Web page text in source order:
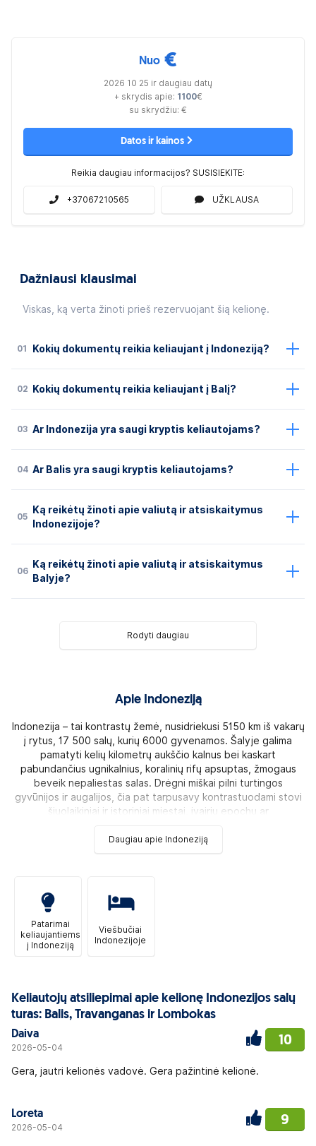
Nuo €
2026 10 25 ir daugiau datų
+ skrydis apie: 1100€
su skrydžiu: €
Datos ir kainos
Reikia daugiau informacijos? SUSISIEKITE:
+37067210565 UŽKLAUSA
Dažniausi klausimai
Viskas, ką verta žinoti prieš rezervuojant šią kelionę.
01 Kokių dokumentų reikia keliaujant į Indoneziją?
02 Kokių dokumentų reikia keliaujant į Balį?
03 Ar Indonezija yra saugi kryptis keliautojams?
04 Ar Balis yra saugi kryptis keliautojams?
05
Ką reikėtų žinoti apie valiutą ir atsiskaitymus
Indonezijoje?
06
Ką reikėtų žinoti apie valiutą ir atsiskaitymus
Balyje?
Rodyti daugiau
Apie Indoneziją
Indonezija – tai kontrastų žemė, nusidriekusi 5150 km iš vakarų
į rytus, 17 500 salų, kurių 6000 gyvenamos. Šalyje galima
pamatyti kelių kilometrų aukščio kalnus bei kaskart
pabundančius ugnikalnius, koralinių rifų apsuptas, žmogaus
beveik nepaliestas salas. Drėgni miškai pilni turtingos
gyvūnijos ir augalijos, čia pat tarpusavy kontrastuodami stovi
šiuolaikiniai ir istoriniai miestai, įvairių epochų ar
Daugiau apie Indoneziją
Patarimai
keliaujantiems
į Indoneziją
Viešbučiai
Indonezijoje
Keliautojų atsiliepimai apie kelionę Indonezijos salų
turas: Balis, Travanganas ir Lombokas
Daiva
2026-05-04 10
Gera, jautri kelionės vadovė. Gera pažintinė kelionė.
Loreta
2026-05-04 9